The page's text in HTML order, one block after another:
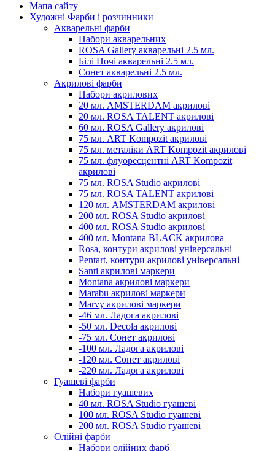
Мапа сайту
Художні Фарби і розчинники
Акварельні фарби
Набори акварельних
ROSA Gallery акварельні 2.5 мл.
Білі Ночі акварельні 2.5 мл.
Сонет акварельні 2.5 мл.
Акрилові фарби
Набори акрилових
20 мл. AMSTERDAM акрилові
20 мл. ROSA TALENT акрилові
60 мл. ROSA Gallery акрилові
75 мл. ART Kompozit акрилові
75 мл. металіки ART Kompozit акрилові
75 мл. флуоресцентні ART Kompozit
акрилові
75 мл. ROSA Studio акрилові
75 мл. ROSA TALENT акрилові
120 мл. AMSTERDAM акрилові
200 мл. ROSA Studio акрилові
400 мл. ROSA Studio акрилові
400 мл. Montana BLACK акрилова
Rosa, контури акрилові універсальні
Pentart, контури акрилові універсальні
Santi акрилові маркери
Montana акрилові маркери
Marabu акрилові маркери
Marvy акрилові маркери
-46 мл. Ладога акрилові
-50 мл. Decola акрилові
-75 мл. Сонет акрилові
-100 мл. Ладога акрилові
-120 мл. Сонет акрилові
-220 мл. Ладога акрилові
Гуашеві фарби
Набори гуашевих
40 мл. ROSA Studio гуашеві
100 мл. ROSA Studio гуашеві
200 мл. ROSA Studio гуашеві
Олійні фарби
Набори олійних фарб